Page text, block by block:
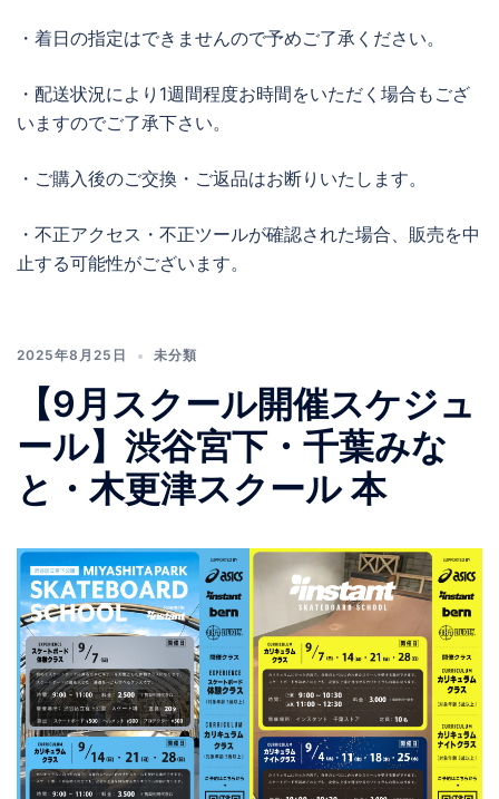
・着日の指定はできませんので予めご了承ください。
・配送状況により1週間程度お時間をいただく場合もござ
いますのでご了承下さい。
・ご購入後のご交換・ご返品はお断りいたします。
・不正アクセス・不正ツールが確認された場合、販売を中
止する可能性がございます。
2025年8月25日 未分類
【9月スクール開催スケジュ
ール】渋谷宮下・千葉みな
と・木更津スクール 本